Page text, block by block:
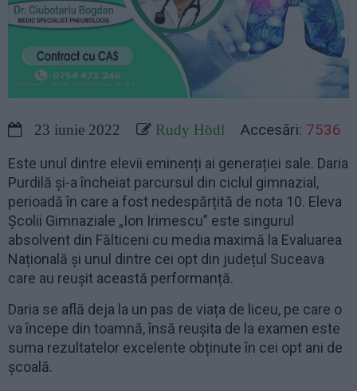
23 iunie 2022 Rudy Hödl Accesări: 7536
Este unul dintre elevii eminenți ai generației sale. Daria
Purdilă și-a încheiat parcursul din ciclul gimnazial,
perioadă în care a fost nedespărțită de nota 10. Eleva
Școlii Gimnaziale „Ion Irimescu” este singurul
absolvent din Fălticeni cu media maximă la Evaluarea
Națională și unul dintre cei opt din județul Suceava
care au reușit această performanță.
Daria se află deja la un pas de viața de liceu, pe care o
va începe din toamnă, însă reușita de la examen este
suma rezultatelor excelente obținute în cei opt ani de
școală.